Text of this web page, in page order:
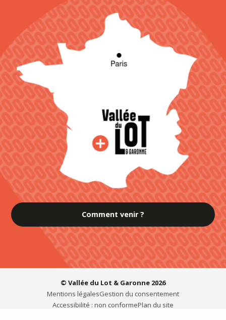
Comment venir ?
© Vallée du Lot & Garonne 2026
Mentions légalesGestion du consentement
Accessibilité : non conformePlan du site